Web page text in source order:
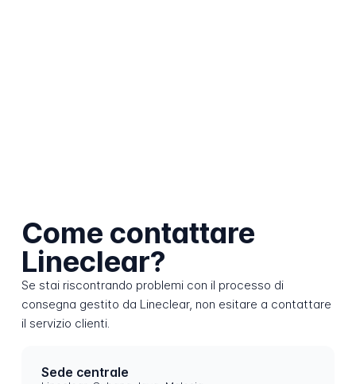
Come contattare
Lineclear?
Se stai riscontrando problemi con il processo di
consegna gestito da Lineclear, non esitare a contattare
il servizio clienti.
Sede centrale